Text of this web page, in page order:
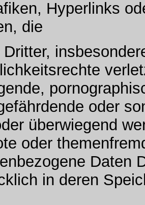
Hyperlinks
die
Dritter,
oder
überwiegend
oder
Daten
in deren